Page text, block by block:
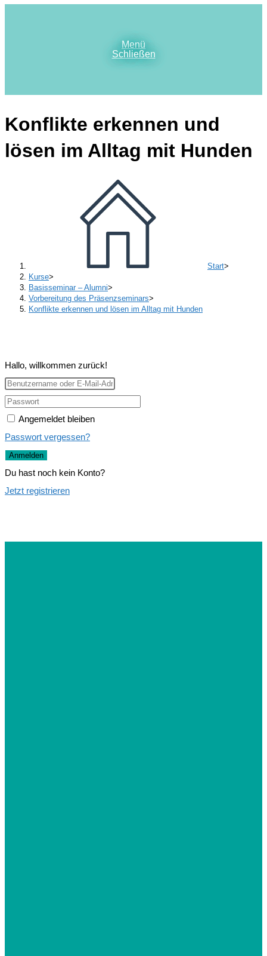
Menü
Schließen
Konflikte erkennen und
lösen im Alltag mit Hunden
Start>
Kurse>
Basisseminar – Alumni>
Vorbereitung des Präsenzseminars>
Konflikte erkennen und lösen im Alltag mit Hunden
Hallo, willkommen zurück!
Angemeldet bleiben
Passwort vergessen?
Anmelden
Du hast noch kein Konto?
Jetzt registrieren